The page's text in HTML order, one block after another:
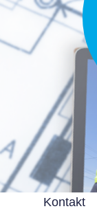
Kontakt